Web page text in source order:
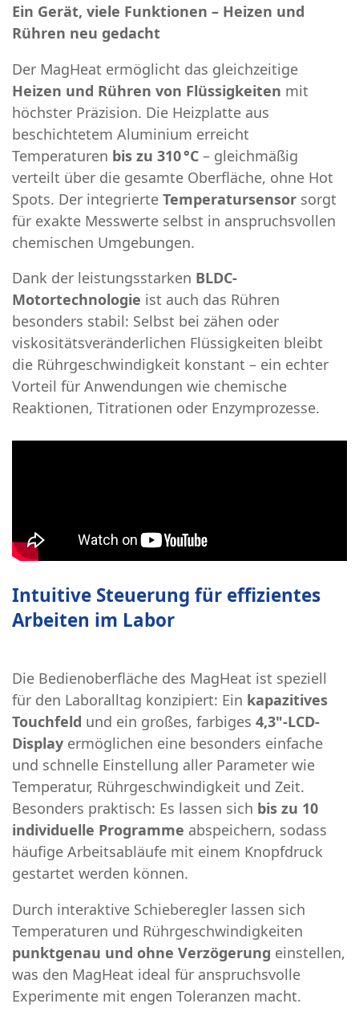
Ein Gerät, viele Funktionen – Heizen und
Rühren neu gedacht
Der MagHeat ermöglicht das gleichzeitige
Heizen und Rühren von Flüssigkeiten mit
höchster Präzision. Die Heizplatte aus
beschichtetem Aluminium erreicht
Temperaturen bis zu 310 °C – gleichmäßig
verteilt über die gesamte Oberfläche, ohne Hot
Spots. Der integrierte Temperatursensor sorgt
für exakte Messwerte selbst in anspruchsvollen
chemischen Umgebungen.
Dank der leistungsstarken BLDC-
Motortechnologie ist auch das Rühren
besonders stabil: Selbst bei zähen oder
viskositätsveränderlichen Flüssigkeiten bleibt
die Rührgeschwindigkeit konstant – ein echter
Vorteil für Anwendungen wie chemische
Reaktionen, Titrationen oder Enzymprozesse.
Intuitive Steuerung für effizientes
Arbeiten im Labor
Die Bedienoberfläche des MagHeat ist speziell
für den Laboralltag konzipiert: Ein kapazitives
Touchfeld und ein großes, farbiges 4,3"-LCD-
Display ermöglichen eine besonders einfache
und schnelle Einstellung aller Parameter wie
Temperatur, Rührgeschwindigkeit und Zeit.
Besonders praktisch: Es lassen sich bis zu 10
individuelle Programme abspeichern, sodass
häufige Arbeitsabläufe mit einem Knopfdruck
gestartet werden können.
Durch interaktive Schieberegler lassen sich
Temperaturen und Rührgeschwindigkeiten
punktgenau und ohne Verzögerung einstellen,
was den MagHeat ideal für anspruchsvolle
Experimente mit engen Toleranzen macht.